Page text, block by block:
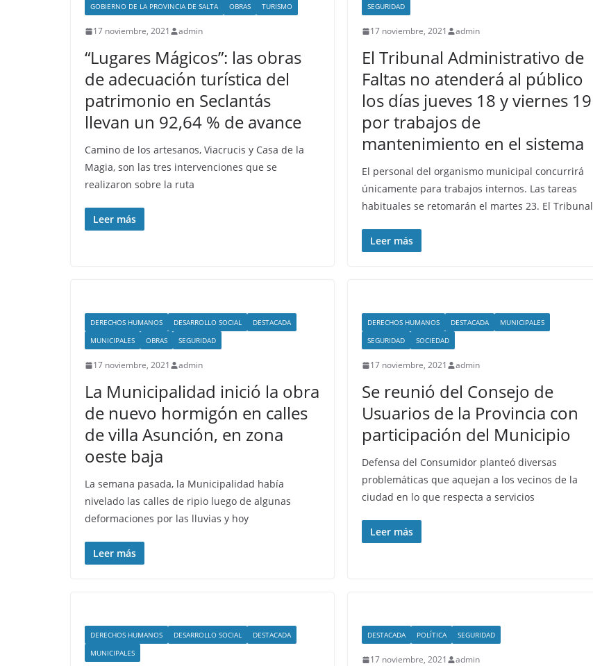
GOBIERNO DE LA PROVINCIA DE SALTA
OBRAS TURISMO
17 noviembre, 2021 admin
“Lugares Mágicos”: las obras
de adecuación turística del
patrimonio en Seclantás
llevan un 92,64 % de avance
Camino de los artesanos, Viacrucis y Casa de la
Magia, son las tres intervenciones que se
realizaron sobre la ruta
Leer más
SEGURIDAD
17 noviembre, 2021 admin
El Tribunal Administrativo de
Faltas no atenderá al público
los días jueves 18 y viernes 19
por trabajos de
mantenimiento en el sistema
El personal del organismo municipal concurrirá
únicamente para trabajos internos. Las tareas
habituales se retomarán el martes 23. El Tribunal
Leer más
DERECHOS HUMANOS DESARROLLO SOCIAL
DESTACADA
MUNICIPALES
OBRAS SEGURIDAD
17 noviembre, 2021 admin
La Municipalidad inició la obra
de nuevo hormigón en calles
de villa Asunción, en zona
oeste baja
La semana pasada, la Municipalidad había
nivelado las calles de ripio luego de algunas
deformaciones por las lluvias y hoy
Leer más
DERECHOS HUMANOS DESTACADA
MUNICIPALES
SEGURIDAD
SOCIEDAD
17 noviembre, 2021 admin
Se reunió del Consejo de
Usuarios de la Provincia con
participación del Municipio
Defensa del Consumidor planteó diversas
problemáticas que aquejan a los vecinos de la
ciudad en lo que respecta a servicios
Leer más
DERECHOS HUMANOS DESARROLLO SOCIAL
DESTACADA
MUNICIPALES
DESTACADA POLÍTICA SEGURIDAD
17 noviembre, 2021 admin